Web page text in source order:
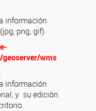
información
png, gif)
wms
información
y su edición